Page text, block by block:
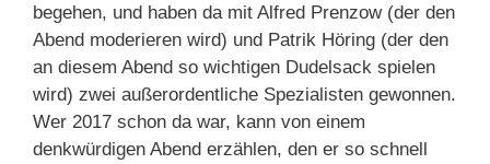
begehen, und haben da mit Alfred Prenzow (der den
Abend moderieren wird) und Patrik Höring (der den
an diesem Abend so wichtigen Dudelsack spielen
wird) zwei außerordentliche Spezialisten gewonnen.
Wer 2017 schon da war, kann von einem
denkwürdigen Abend erzählen, den er so schnell